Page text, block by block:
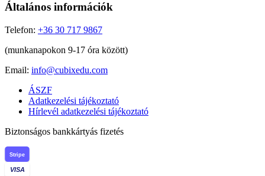
Általános információk
Telefon: +36 30 717 9867
(munkanapokon 9-17 óra között)
Email: info@cubixedu.com
ÁSZF
Adatkezelési tájékoztató
Hírlevél adatkezelési tájékoztató
Biztonságos bankkártyás fizetés
Stripe
VISA